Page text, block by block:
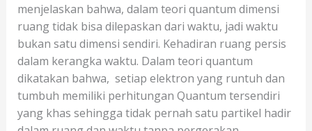
menjelaskan bahwa, dalam teori quantum dimensi
ruang tidak bisa dilepaskan dari waktu, jadi waktu
bukan satu dimensi sendiri. Kehadiran ruang persis
dalam kerangka waktu. Dalam teori quantum
dikatakan bahwa, setiap elektron yang runtuh dan
tumbuh memiliki perhitungan Quantum tersendiri
yang khas sehingga tidak pernah satu partikel hadir